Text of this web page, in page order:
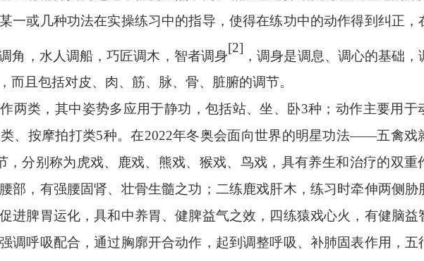
一或几种功法在实操练习中的指导，使得在练功中的动作得到纠正，
角，水人调船，巧匠调木，智者调身
[2]
，调身是调息、调心的基础
而且包括对皮、肉、筋、脉、骨、脏腑的调节。
两类，其中姿势多应用于静功，包括站、坐、卧3种；动作主要用于
、按摩拍打类5种。在2022年冬奥会面向世界的明星功法——五禽戏
，分别称为虎戏、鹿戏、熊戏、猴戏、鸟戏，具有养生和治疗的双重
部，有强腰固肾、壮骨生髓之功；二练鹿戏肝木，练习时牵伸两侧胁
进脾胃运化，具和中养胃、健脾益气之效，四练猿戏心火，有健脑益
调呼吸配合，通过胸廓开合动作，起到调整呼吸、补肺固表作用，五